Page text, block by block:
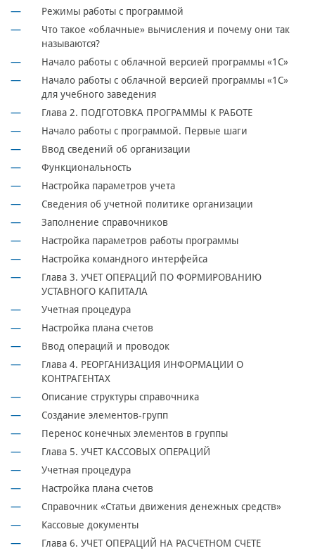
Режимы работы с программой
Что такое «облачные» вычисления и почему они так
называются?
Начало работы с облачной версией программы «1С»
Начало работы с облачной версией программы «1С»
для учебного заведения
Глава 2. ПОДГОТОВКА ПРОГРАММЫ К РАБОТЕ
Начало работы с программой. Первые шаги
Ввод сведений об организации
Функциональность
Настройка параметров учета
Сведения об учетной политике организации
Заполнение справочников
Настройка параметров работы программы
Настройка командного интерфейса
Глава 3. УЧЕТ ОПЕРАЦИЙ ПО ФОРМИРОВАНИЮ
УСТАВНОГО КАПИТАЛА
Учетная процедура
Настройка плана счетов
Ввод операций и проводок
Глава 4. РЕОРГАНИЗАЦИЯ ИНФОРМАЦИИ О
КОНТРАГЕНТАХ
Описание структуры справочника
Создание элементов-групп
Перенос конечных элементов в группы
Глава 5. УЧЕТ КАССОВЫХ ОПЕРАЦИЙ
Учетная процедура
Настройка плана счетов
Справочник «Статьи движения денежных средств»
Кассовые документы
Глава 6. УЧЕТ ОПЕРАЦИЙ НА РАСЧЕТНОМ СЧЕТЕ